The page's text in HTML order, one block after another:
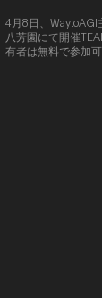
4月8日、WaytoAGI
八芳園にて開催
有者は無料で参加